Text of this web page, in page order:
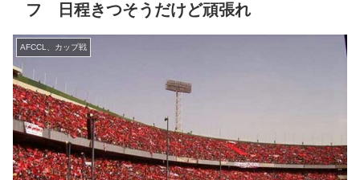
フ 日程きつそうだけど頑張れ
AFCCL、カップ戦